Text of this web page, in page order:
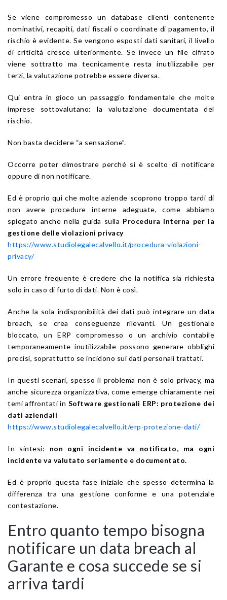
Se viene compromesso un database clienti contenente
nominativi, recapiti, dati fiscali o coordinate di pagamento, il
rischio è evidente. Se vengono esposti dati sanitari, il livello
di criticità cresce ulteriormente. Se invece un file cifrato
viene sottratto ma tecnicamente resta inutilizzabile per
terzi, la valutazione potrebbe essere diversa.
Qui entra in gioco un passaggio fondamentale che molte
imprese sottovalutano: la valutazione documentata del
rischio.
Non basta decidere “a sensazione”.
Occorre poter dimostrare perché si è scelto di notificare
oppure di non notificare.
Ed è proprio qui che molte aziende scoprono troppo tardi di
non avere procedure interne adeguate, come abbiamo
spiegato anche nella guida sulla Procedura interna per la
gestione delle violazioni privacy
https://www.studiolegalecalvello.it/procedura-violazioni-
privacy/
Un errore frequente è credere che la notifica sia richiesta
solo in caso di furto di dati. Non è così.
Anche la sola indisponibilità dei dati può integrare un data
breach, se crea conseguenze rilevanti. Un gestionale
bloccato, un ERP compromesso o un archivio contabile
temporaneamente inutilizzabile possono generare obblighi
precisi, soprattutto se incidono sui dati personali trattati.
In questi scenari, spesso il problema non è solo privacy, ma
anche sicurezza organizzativa, come emerge chiaramente nei
temi affrontati in Software gestionali ERP: protezione dei
dati aziendali
https://www.studiolegalecalvello.it/erp-protezione-dati/
In sintesi: non ogni incidente va notificato, ma ogni
incidente va valutato seriamente e documentato.
Ed è proprio questa fase iniziale che spesso determina la
differenza tra una gestione conforme e una potenziale
contestazione.
Entro quanto tempo bisogna
notificare un data breach al
Garante e cosa succede se si
arriva tardi